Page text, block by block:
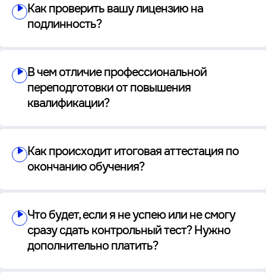
Как проверить вашу лицензию на
подлинность?
В чем отличие профессиональной
переподготовки от повышения
квалификации?
Как происходит итоговая аттестация по
окончанию обучения?
Что будет, если я не успею или не смогу
сразу сдать контрольный тест? Нужно
дополнительно платить?